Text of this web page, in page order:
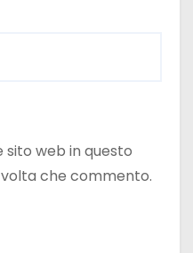
sito web in questo
che commento.